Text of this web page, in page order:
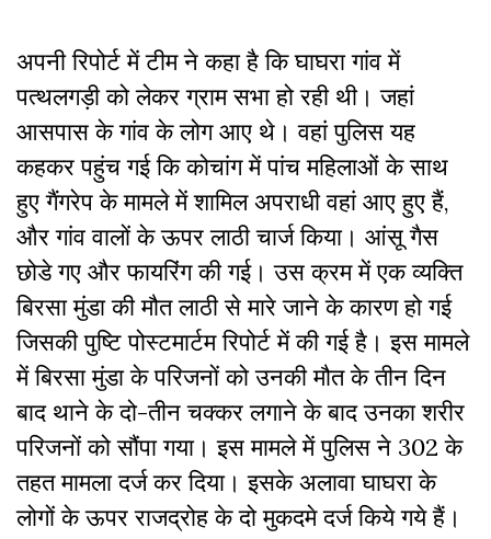
अपनी रिपोर्ट में टीम ने कहा है कि घाघरा गांव में
पत्थलगड़ी को लेकर ग्राम सभा हो रही थी। जहां
आसपास के गांव के लोग आए थे। वहां पुलिस यह
कहकर पहुंच गई कि कोचांग में पांच महिलाओं के साथ
हुए गैंगरेप के मामले में शामिल अपराधी वहां आए हुए हैं,
और गांव वालों के ऊपर लाठी चार्ज किया। आंसू गैस
छोडे गए और फायरिंग की गई। उस क्रम में एक व्यक्ति
बिरसा मुंडा की मौत लाठी से मारे जाने के कारण हो गई
जिसकी पुष्टि पोस्टमार्टम रिपोर्ट में की गई है। इस मामले
में बिरसा मुंडा के परिजनों को उनकी मौत के तीन दिन
बाद थाने के दो-तीन चक्कर लगाने के बाद उनका शरीर
परिजनों को सौंपा गया। इस मामले में पुलिस ने 302 के
तहत मामला दर्ज कर दिया। इसके अलावा घाघरा के
लोगों के ऊपर राजद्रोह के दो मुकदमे दर्ज किये गये हैं।